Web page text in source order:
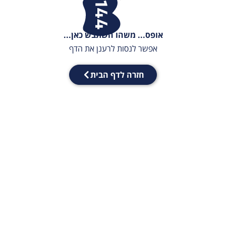
אופס... משהו השתבש כאן...
אפשר לנסות לרענן את הדף
חזרה לדף הבית